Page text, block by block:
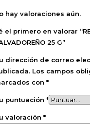
hay valoraciones aún.
el primero en valorar
25 G”
dirección de correo
Los campos
con *
puntuación *
valoración *